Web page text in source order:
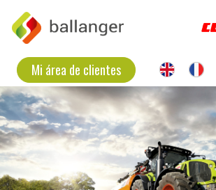
Mi área de clientes
LA EMPRESA
EQUIPO USADO
NUEVO EQUIPAMIENTO